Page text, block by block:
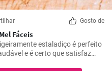
Gosto de
Fáceis
estaladiço é perfeito
e é certo que satisfaz